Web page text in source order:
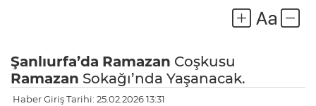
Şanlıurfa’da Ramazan Coşkusu
Ramazan Sokağı’nda Yaşanacak.
Haber Giriş Tarihi: 25.02.2026 13:31